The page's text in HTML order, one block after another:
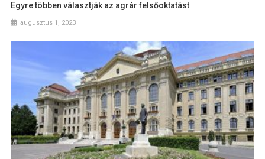
Egyre többen választják az agrár felsőoktatást
augusztus 1, 2023